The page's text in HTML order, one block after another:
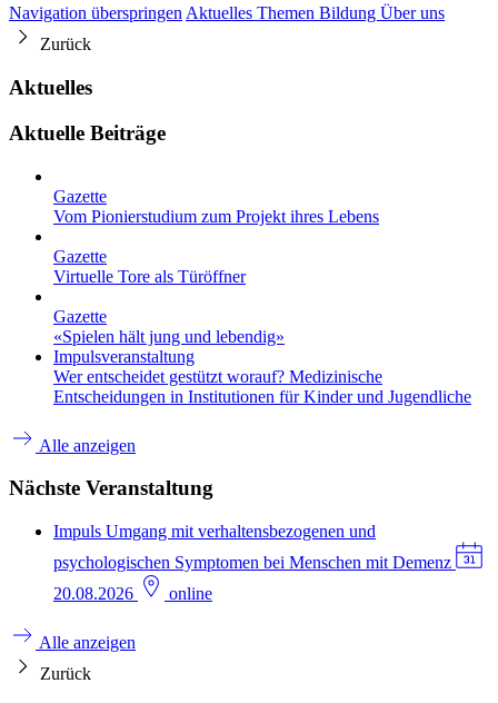
Navigation überspringen Aktuelles Themen Bildung Über uns
Zurück
Aktuelles
Aktuelle Beiträge
Gazette
Vom Pionierstudium zum Projekt ihres Lebens
Gazette
Virtuelle Tore als Türöffner
Gazette
«Spielen hält jung und lebendig»
Impulsveranstaltung
Wer entscheidet gestützt worauf? Medizinische
Entscheidungen in Institutionen für Kinder und Jugendliche
Alle anzeigen
Nächste Veranstaltung
Impuls Umgang mit verhaltensbezogenen und
psychologischen Symptomen bei Menschen mit Demenz
20.08.2026
online
Alle anzeigen
Zurück